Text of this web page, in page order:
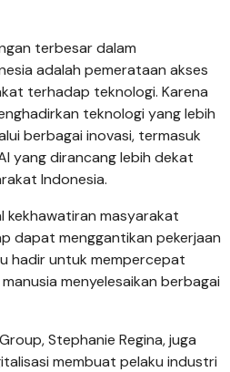
terbesar dalam
adalah pemerataan akses
terhadap teknologi. Karena
teknologi yang lebih
berbagai inovasi, termasuk
yang dirancang lebih dekat
Indonesia.
kekhawatiran masyarakat
dapat menggantikan pekerjaan
hadir untuk mempercepat
menyelesaikan berbagai
Stephanie Regina, juga
membuat pelaku industri